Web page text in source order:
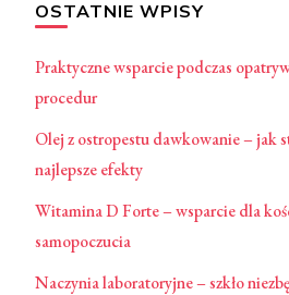
OSTATNIE WPISY
Praktyczne wsparcie podczas
procedur
Olej z ostropestu dawkowanie – jak
najlepsze efekty
Witamina D Forte – wsparcie dla
samopoczucia
Naczynia laboratoryjne – szkło